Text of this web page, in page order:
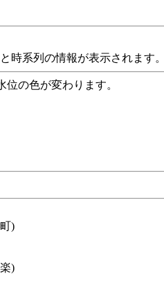
時系列の情報が表示されます。
の色が変わります。
)
)